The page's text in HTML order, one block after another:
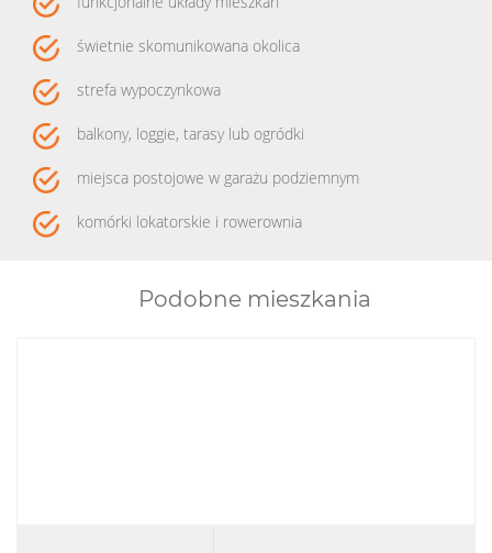
świetnie skomunikowana okolica
strefa wypoczynkowa
balkony, loggie, tarasy lub ogródki
miejsca postojowe w garażu podziemnym
komórki lokatorskie i rowerownia
Podobne mieszkania